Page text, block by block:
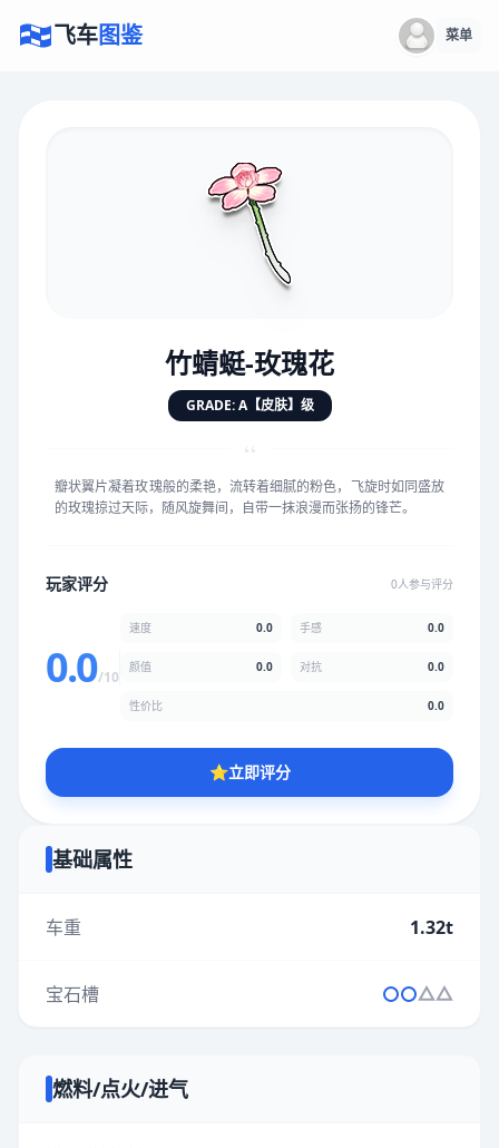
飞车图鉴 菜单
竹蜻蜓-玫瑰花
GRADE: A【皮肤】级
“
瓣状翼片凝着玫瑰般的柔艳，流转着细腻的粉色，飞旋时如同盛放
的玫瑰掠过天际，随风旋舞间，自带一抹浪漫而张扬的锋芒。
玩家评分 0人参与评分
0.0/10
速度 0.0 手感 0.0
颜值 0.0 对抗 0.0
性价比 0.0
⭐立即评分
基础属性
车重 1.32t
宝石槽
燃料/点火/进气
★★★★★★★★
手感 5.0分
★★ ★ ★
性价比
★★★★★★★★★★